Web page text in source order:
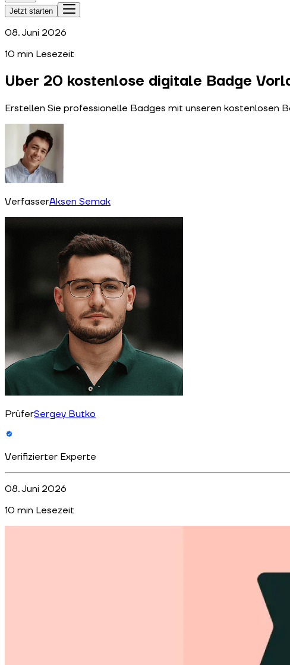
Jetzt starten
08. Juni 2026
10 min Lesezeit
Über 20 kostenlose digitale Badge
Erstellen Sie professionelle Badges mit unseren kostenlosen
VerfasserAksen Semak
PrüferSergey Butko
Verifizierter Experte
08. Juni 2026
10 min Lesezeit